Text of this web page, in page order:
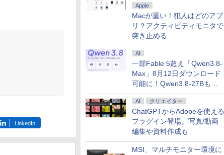
Apple
Macが重い！犯人はどのアプ
リ？アクティビティモニタで
突き止める
AI
一部Fable 5超え「Qwen3.8-
Max」8月12日ダウンロード
可能に！Qwen3.8-27Bも順
次
AI クリエイター
ChatGPTからAdobeを使える
プラグイン登場。写真/動画
編集や資料作成も
MSI、マルチモニター環境に
LinkedIn